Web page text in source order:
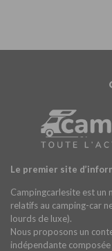
Le premier site
Campingcarlesite est un
relatifs au camping-car
lourds de luxe).
Nous proposons un
indépendante